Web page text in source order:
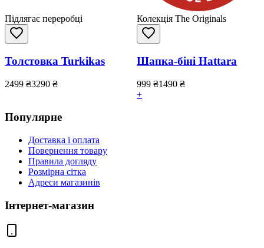
Підлягає переробці
Толстовка Turkikas
2499 ₴3290 ₴
Колекція The Originals
Шапка-біні Hattara
999 ₴1490 ₴
+
Популярне
Доставка і оплата
Повернення товару
Правила догляду
Розмірна сітка
Адреси магазинів
Інтернет-магазин